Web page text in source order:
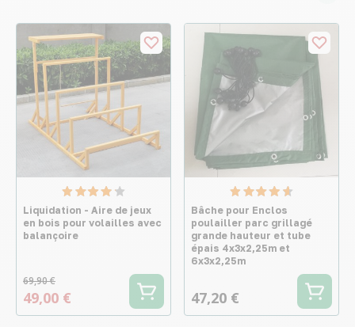
Liquidation - Aire de jeux
en bois pour volailles avec
balançoire
69,90 €
49,00 €
Bâche pour Enclos
poulailler parc grillagé
grande hauteur et tube
épais 4x3x2,25m et
6x3x2,25m
47,20 €